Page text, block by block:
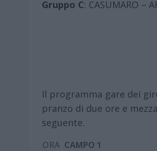
Gruppo C: CASUMARO –
Il programma gare dei
pranzo di due ore e
seguente.
ORA CAMPO 1